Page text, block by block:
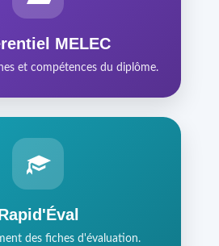
MELEC
et compétences du diplôme.
des fiches d'évaluation.